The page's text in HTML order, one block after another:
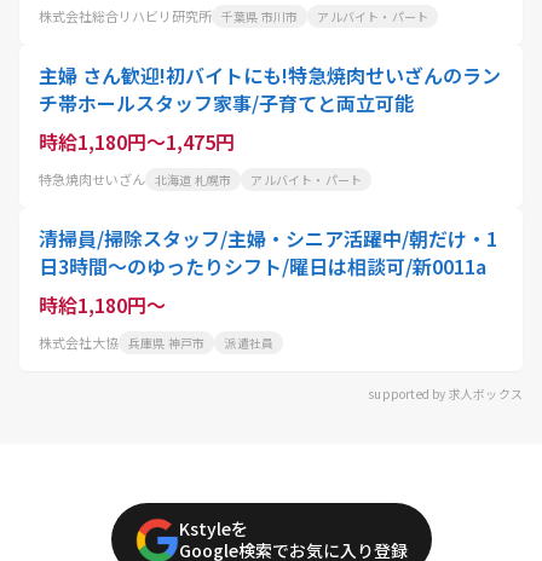
株式会社総合リハビリ研究所 千葉県 市川市 アルバイト・パート
主婦 さん歓迎!初バイトにも!特急焼肉せいざんのラン
チ帯ホールスタッフ家事/子育てと両立可能
時給1,180円～1,475円
特急焼肉せいざん 北海道 札幌市 アルバイト・パート
清掃員/掃除スタッフ/主婦・シニア活躍中/朝だけ・1
日3時間〜のゆったりシフト/曜日は相談可/新0011a
時給1,180円～
株式会社大協 兵庫県 神戸市 派遣社員
supported by 求人ボックス
Kstyleを
Google検索でお気に入り登録